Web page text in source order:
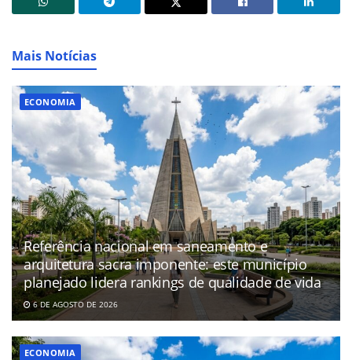
Mais Notícias
ECONOMIA
Referência nacional em saneamento e
arquitetura sacra imponente: este município
planejado lidera rankings de qualidade de vida
6 DE AGOSTO DE 2026
ECONOMIA